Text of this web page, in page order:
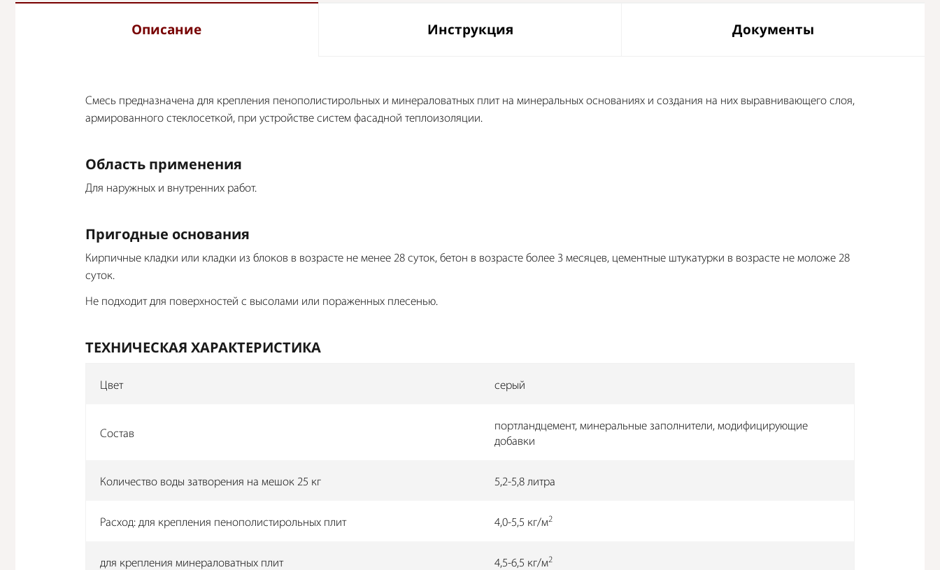
Описание Инструкция Документы
Смесь предназначена для крепления пенополистирольных и минераловатных плит на минеральных основаниях и создания на них выравнивающего слоя,
армированного стеклосеткой, при устройстве систем фасадной теплоизоляции.
Область применения
Для наружных и внутренних работ.
Пригодные основания
Кирпичные кладки или кладки из блоков в возрасте не менее 28 суток, бетон в возрасте более 3 месяцев, цементные штукатурки в возрасте не моложе 28
суток.
Не подходит для поверхностей с высолами или пораженных плесенью.
ТЕХНИЧЕСКАЯ ХАРАКТЕРИСТИКА
Цвет серый
Состав
портландцемент, минеральные заполнители, модифицирующие
добавки
Количество воды затворения на мешок 25 кг 5,2-5,8 литра
Расход: для крепления пенополистирольных плит 4,0-5,5 кг/м2
для крепления минераловатных плит 4,5-6,5 кг/м2